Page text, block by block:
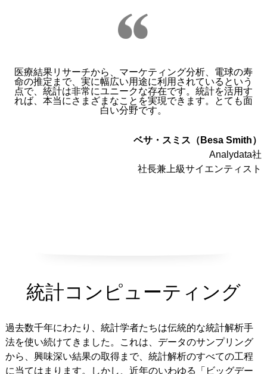
医療結果リサーチから、マーケティング分析、電球の寿
命の推定まで、実に幅広い用途に利用されているという
点で、統計は非常にユニークな存在です。統計を活用す
れば、本当にさまざまなことを実現できます。とても面
白い分野です。
ベサ・スミス（Besa Smith）
Analydata社
社長兼上級サイエンティスト
統計コンピューティング
過去数千年にわたり、統計学者たちは伝統的な統計解析手
法を使い続けてきました。これは、データのサンプリング
から、興味深い結果の取得まで、統計解析のすべての工程
に当てはまります。しかし、近年のいわゆる「ビッグデー